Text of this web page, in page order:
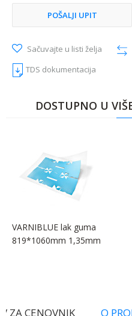
POŠALJI UPIT
Sačuvajte u listi želja
TDS dokumentacija
DOSTUPNO U
VARNIBLUE lak guma
819*1060mm 1,35mm
ZA CENOVNIK O